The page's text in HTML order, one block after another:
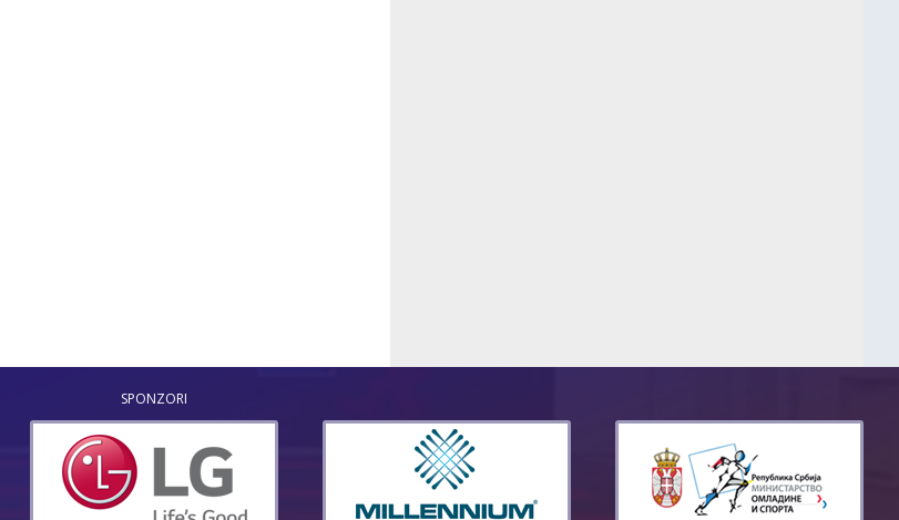
SPONZORI